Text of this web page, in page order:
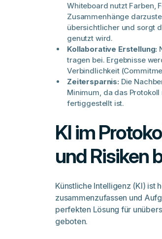
Whiteboard nutzt Farben,
Zusammenhänge
übersichtlicher und sorgt
genutzt wird.
Kollaborative Erstellung:
tragen bei. Ergebnisse
Verbindlichkeit
Zeitersparnis: Die
Minimum, da das
fertiggestellt ist.
KI im
und Risiken
Künstliche Intelligenz (KI) ist
zusammenzufassen und
perfekten Lösung für
geboten.